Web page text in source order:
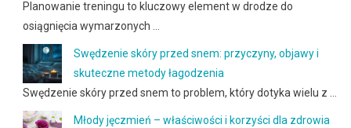
Planowanie treningu to kluczowy element w drodze do
osiągnięcia wymarzonych …
Swędzenie skóry przed snem: przyczyny, objawy i
skuteczne metody łagodzenia
Swędzenie skóry przed snem to problem, który dotyka wielu z …
Młody jęczmień – właściwości i korzyści dla zdrowia